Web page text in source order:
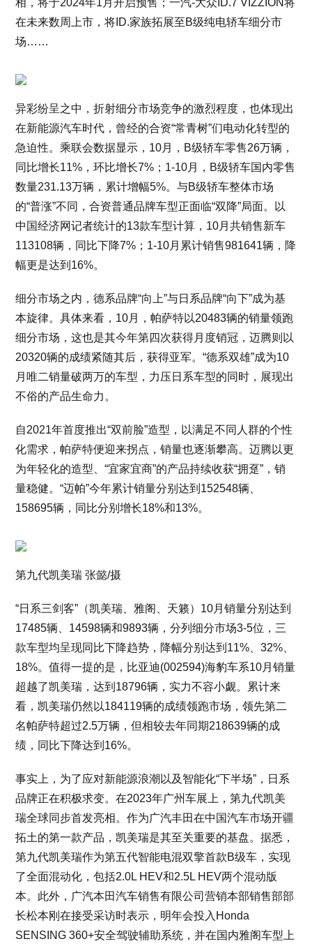
相，将于2024年1月开启预售；一汽-大众ID.7 VIZZION将
在未来数周上市，将ID.家族拓展至B级纯电轿车细分市
场……
异彩纷呈之中，折射细分市场竞争的激烈程度，也体现出
在新能源汽车时代，曾经的合资“常青树”们电动化转型的
急迫性。乘联会数据显示，10月，B级轿车零售26万辆，
同比增长11%，环比增长7%；1-10月，B级轿车国内零售
数量231.13万辆，累计增幅5%。与B级轿车整体市场
的“普涨”不同，合资普通品牌车型正面临“双降”局面。以
中国经济网记者统计的13款车型计算，10月共销售新车
113108辆，同比下降7%；1-10月累计销售981641辆，降
幅更是达到16%。
细分市场之内，德系品牌“向上”与日系品牌“向下”成为基
本旋律。具体来看，10月，帕萨特以20483辆的销量领跑
细分市场，这也是其今年第四次获得月度销冠，迈腾则以
20320辆的成绩紧随其后，获得亚军。“德系双雄”成为10
月唯二销量破两万的车型，力压日系车型的同时，展现出
不俗的产品生命力。
自2021年首度推出“双前脸”造型，以满足不同人群的个性
化需求，帕萨特便迎来拐点，销量也逐渐攀高。迈腾以更
为年轻化的造型、“宜家宜商”的产品持续收获“拥趸”，销
量稳健。“迈帕”今年累计销量分别达到152548辆、
158695辆，同比分别增长18%和13%。
第九代凯美瑞 张懿/摄
“日系三剑客”（凯美瑞、雅阁、天籁）10月销量分别达到
17485辆、14598辆和9893辆，分列细分市场3-5位，三
款车型均呈现同比下降趋势，降幅分别达到11%、32%、
18%。值得一提的是，比亚迪(002594)海豹车系10月销量
超越了凯美瑞，达到18796辆，实力不容小觑。累计来
看，凯美瑞仍然以184119辆的成绩领跑市场，领先第二
名帕萨特超过2.5万辆，但相较去年同期218639辆的成
绩，同比下降达到16%。
事实上，为了应对新能源浪潮以及智能化“下半场”，日系
品牌正在积极求变。在2023年广州车展上，第九代凯美
瑞全球同步首发亮相。作为广汽丰田在中国汽车市场开疆
拓土的第一款产品，凯美瑞是其至关重要的基盘。据悉，
第九代凯美瑞作为第五代智能电混双擎首款B级车，实现
了全面混动化，包括2.0L HEV和2.5L HEV两个混动版
本。此外，广汽本田汽车销售有限公司营销本部销售部部
长松本刚在接受采访时表示，明年会投入Honda
SENSING 360+安全驾驶辅助系统，并在国内雅阁车型上